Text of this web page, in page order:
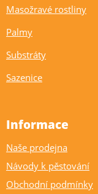
Masožravé rostliny
Palmy
Substráty
Sazenice
Informace
Naše prodejna
Návody k pěstování
Obchodní podmínky